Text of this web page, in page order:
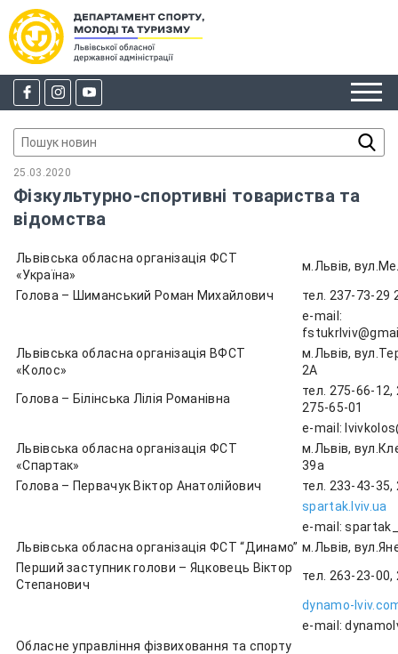
25.03.2020
Фізкультурно-спортивні товариства та
відомства
Львівська обласна організація ФСТ
«Україна»
м.Львів,
Голова – Шиманський Роман Михайлович
тел. 237-73-29
e-mail:
Львівська обласна організація ВФСТ
«Колос»
м.Львів,
2А
Голова – Білінська Лілія Романівна
тел. 275-66-12,
275-65-01
e-mail:
Львівська обласна організація ФСТ
«Спартак»
м.Львів,
39а
Голова – Первачук Віктор Анатолійович
тел. 233-43-35,
spartak.lviv.ua
e-mail:
Львівська обласна організація ФСТ “Динамо” м.Львів,
Перший заступник голови – Яцковець Віктор
Степанович
тел. 263-23-00,
dynamo-
e-mail:
Обласне управління фізвиховання та спорту